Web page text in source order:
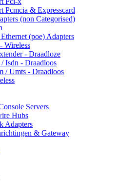
Pcmcia & Expresscard
(non Categorised)
(poe) Adapters
Wireless
- Draadloze
Isdn - Draadloos
/ Umts - Draadloos
Servers
Hubs
Adapters
& Gateway